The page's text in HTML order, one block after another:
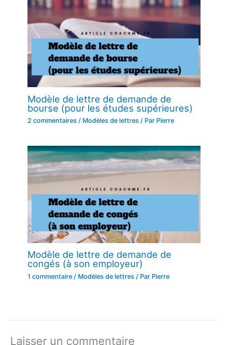
Modèle de lettre de demande de
bourse (pour les études supérieures)
2 commentaires / Modèles de lettres / Par Pierre
Modèle de lettre de demande de
congés (à son employeur)
1 commentaire / Modèles de lettres / Par Pierre
Laisser un commentaire